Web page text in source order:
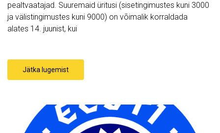
pealtvaatajad. Suuremaid üritusi (sisetingimustes kuni 3000
ja välistingimustes kuni 9000) on võimalik korraldada
alates 14. juunist, kui
Jätka lugemist